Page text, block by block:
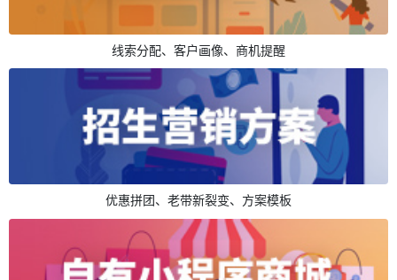
线索分配、客户画像、商机提醒
优惠拼团、老带新裂变、方案模板